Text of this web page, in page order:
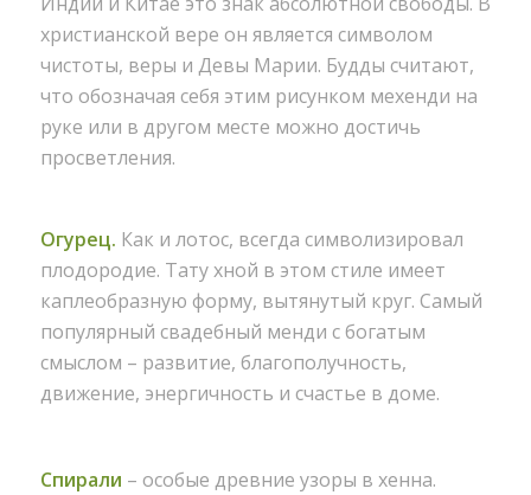
христианской вере он является символом
чистоты, веры и Девы Марии. Будды считают,
что обозначая себя этим рисунком мехенди на
руке или в другом месте можно достичь
просветления.
Огурец. Как и лотос, всегда символизировал
плодородие. Тату хной в этом стиле имеет
каплеобразную форму, вытянутый круг. Самый
популярный свадебный менди с богатым
смыслом – развитие, благополучность,
движение, энергичность и счастье в доме.
Спирали – особые древние узоры в хенна.